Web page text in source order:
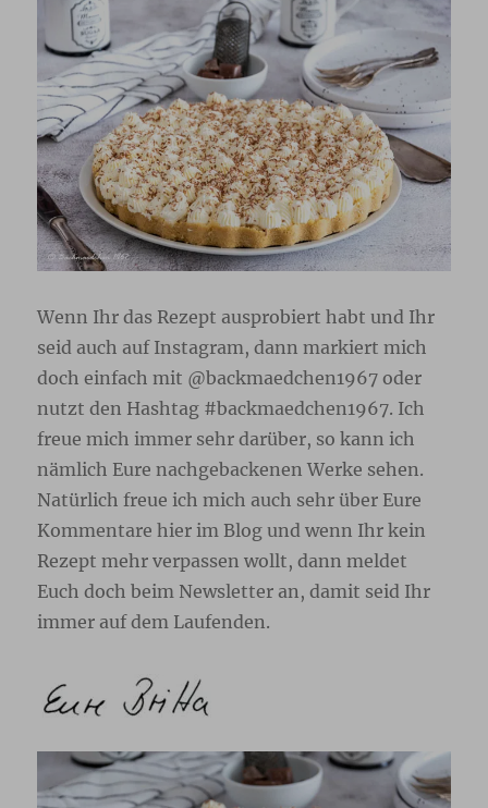
Wenn Ihr das Rezept ausprobiert habt und Ihr
seid auch auf Instagram, dann markiert mich
doch einfach mit @backmaedchen1967 oder
nutzt den Hashtag #backmaedchen1967. Ich
freue mich immer sehr darüber, so kann ich
nämlich Eure nachgebackenen Werke sehen.
Natürlich freue ich mich auch sehr über Eure
Kommentare hier im Blog und wenn Ihr kein
Rezept mehr verpassen wollt, dann meldet
Euch doch beim Newsletter an, damit seid Ihr
immer auf dem Laufenden.